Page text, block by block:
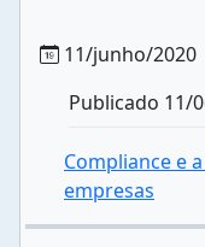
11/junho/2020
Publicado 11/
Compliance e
empresas